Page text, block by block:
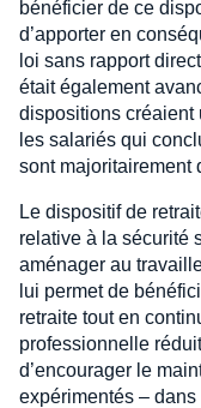
bénéficier de ce
d’apporter en
loi sans rapport
était également
dispositions créaient
les salariés qui
sont majoritairement
Le dispositif de
relative à la sécurité
aménager au
lui permet de
retraite tout en
professionnelle
d’encourager le
expérimentés – dans